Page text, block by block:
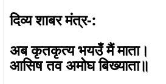
दिव्य शाबर मंत्र-:
अब कृतकृत्य भयउँ मैं माता।
आसिष तव अमोघ बिख्याता॥